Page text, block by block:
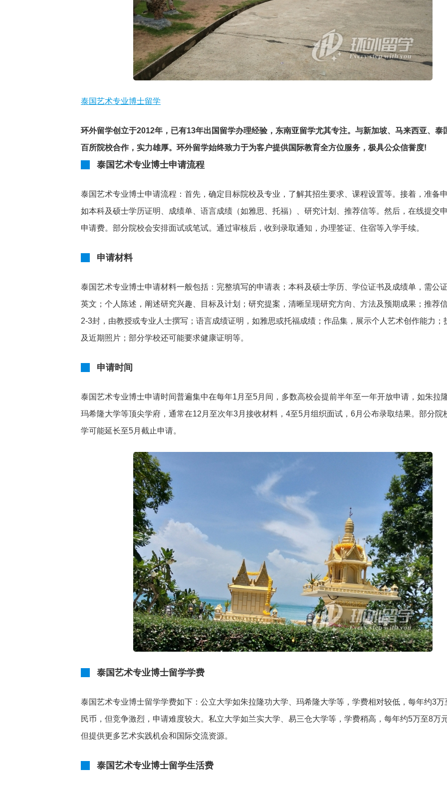
泰国艺术专业博士留学
环外留学创立于2012年，已有13年出国留学办理经验，东南亚留学尤其专注。与新加坡、马来西亚、泰
百所院校合作，实力雄厚。环外留学始终致力于为客户提供国际教育全方位服务，极具公众信誉度!
泰国艺术专业博士申请流程
泰国艺术专业博士申请流程：首先，确定目标院校及专业，了解其招生要求、课程设置等。接着，准备申
如本科及硕士学历证明、成绩单、语言成绩（如雅思、托福）、研究计划、推荐信等。然后，在线提交
申请费。部分院校会安排面试或笔试。通过审核后，收到录取通知，办理签证、住宿等入学手续。
申请材料
泰国艺术专业博士申请材料一般包括：完整填写的申请表；本科及硕士学历、学位证书及成绩单，需公
英文；个人陈述，阐述研究兴趣、目标及计划；研究提案，清晰呈现研究方向、方法及预期成果；推荐
2-3封，由教授或专业人士撰写；语言成绩证明，如雅思或托福成绩；作品集，展示个人艺术创作能力；
及近期照片；部分学校还可能要求健康证明等。
申请时间
泰国艺术专业博士申请时间普遍集中在每年1月至5月间，多数高校会提前半年至一年开放申请，如朱拉
玛希隆大学等顶尖学府，通常在12月至次年3月接收材料，4至5月组织面试，6月公布录取结果。部分院
学可能延长至5月截止申请。
泰国艺术专业博士留学学费
泰国艺术专业博士留学学费如下：公立大学如朱拉隆功大学、玛希隆大学等，学费相对较低，每年约3万
民币，但竞争激烈，申请难度较大。私立大学如兰实大学、易三仓大学等，学费稍高，每年约5万至8万
但提供更多艺术实践机会和国际交流资源。
泰国艺术专业博士留学生活费